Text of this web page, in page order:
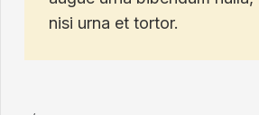
nisi urna et tortor.